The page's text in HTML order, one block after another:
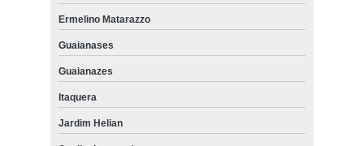
Ermelino Matarazzo
Guaianases
Guaianazes
Itaquera
Jardim Helian